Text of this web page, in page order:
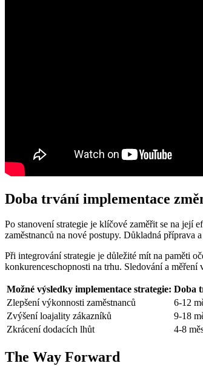
Doba trvání implementace
Po stanovení strategie je klíčové zaměřit se na její
zaměstnanců na nové postupy. Důkladná příprava
Při integrování strategie je důležité mít na paměti
konkurenceschopnosti na trhu. Sledování a
Možné výsledky implementace strategie: Doba
Zlepšení výkonnosti zaměstnanců
6-12
Zvýšení loajality zákazníků
9-18
Zkrácení dodacích lhůt
4-8
The Way Forward